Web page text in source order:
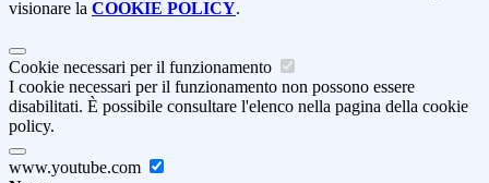
visionare la COOKIE POLICY.
Cookie necessari per il funzionamento
I cookie necessari per il funzionamento non possono essere
disabilitati. È possibile consultare l'elenco nella pagina della cookie
policy.
www.youtube.com